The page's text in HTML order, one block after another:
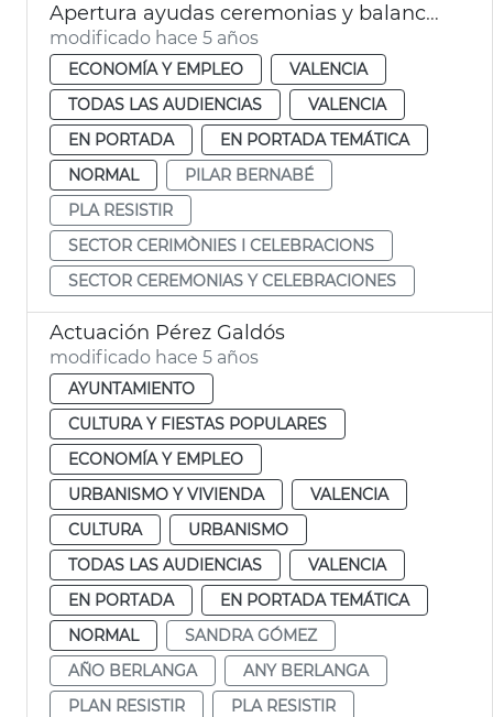
Apertura ayudas ceremonias y balance Pla Resisitir
modificado hace 5 años
ECONOMÍA Y EMPLEO
VALENCIA
TODAS LAS AUDIENCIAS
VALENCIA
EN PORTADA
EN PORTADA TEMÁTICA
NORMAL
PILAR BERNABÉ
PLA RESISTIR
SECTOR CERIMÒNIES I CELEBRACIONS
SECTOR CEREMONIAS Y CELEBRACIONES
Actuación Pérez Galdós
modificado hace 5 años
AYUNTAMIENTO
CULTURA Y FIESTAS POPULARES
ECONOMÍA Y EMPLEO
URBANISMO Y VIVIENDA
VALENCIA
CULTURA
URBANISMO
TODAS LAS AUDIENCIAS
VALENCIA
EN PORTADA
EN PORTADA TEMÁTICA
NORMAL
SANDRA GÓMEZ
AÑO BERLANGA
ANY BERLANGA
PLAN RESISTIR
PLA RESISTIR